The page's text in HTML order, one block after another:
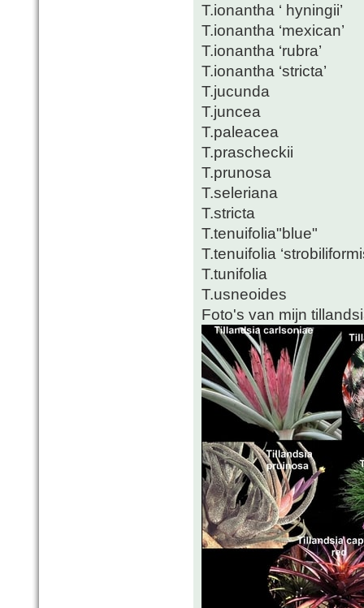
T.ionantha ‘ hyningii’
T.ionantha ‘mexican’
T.ionantha ‘rubra’
T.ionantha ‘stricta’
T.jucunda
T.juncea
T.paleacea
T.prascheckii
T.prunosa
T.seleriana
T.stricta
T.tenuifolia"blue"
T.tenuifolia
T.tunifolia
T.usneoides
Foto's van mijn